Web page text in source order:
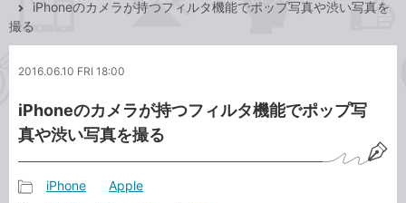
き
ッ
iPhoneのカメラが持つフィルタ機能でポップ写真や渋い写真を
撮る
2016.06.10 FRI 18:00
iPhoneのカメラが持つフィルタ機能でポップ写
真や渋い写真を撮る
iPhone Apple